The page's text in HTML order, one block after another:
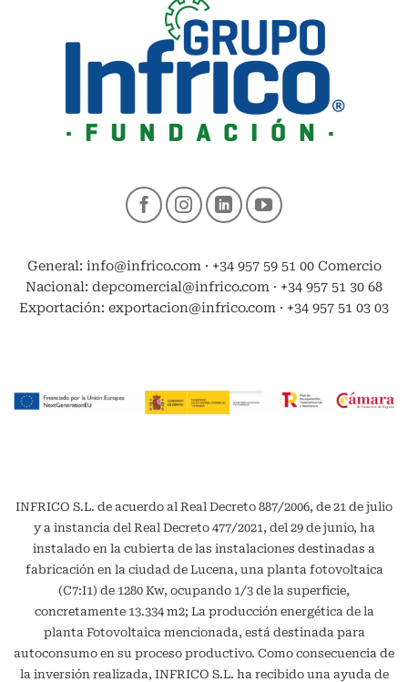
General: info@infrico.com · +34 957 59 51 00 Comercio
Nacional: depcomercial@infrico.com · +34 957 51 30 68
Exportación: exportacion@infrico.com · +34 957 51 03 03
INFRICO S.L. de acuerdo al Real Decreto 887/2006, de 21 de julio
y a instancia del Real Decreto 477/2021, del 29 de junio, ha
instalado en la cubierta de las instalaciones destinadas a
fabricación en la ciudad de Lucena, una planta fotovoltaica
(C7:I1) de 1280 Kw, ocupando 1/3 de la superficie,
concretamente 13.334 m2; La producción energética de la
planta Fotovoltaica mencionada, está destinada para
autoconsumo en su proceso productivo. Como consecuencia de
la inversión realizada, INFRICO S.L. ha recibido una ayuda de